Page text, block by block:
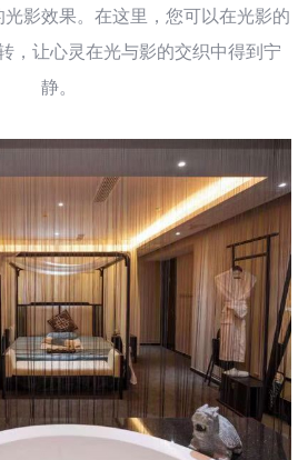
影效果。在这里，您可以在光影的
，让心灵在光与影的交织中得到宁
静。